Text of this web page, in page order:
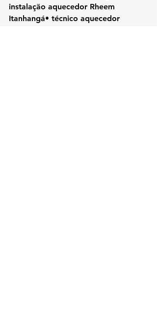
instalação aquecedor Rheem
Itanhangá• técnico aquecedor